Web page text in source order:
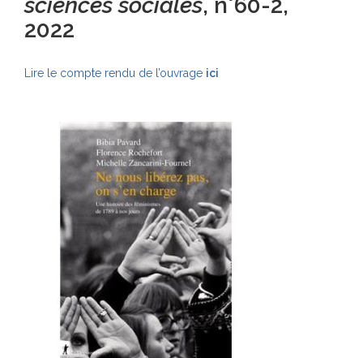
sciences sociales, n°60-2,
2022
Lire le compte rendu de l’ouvrage ici